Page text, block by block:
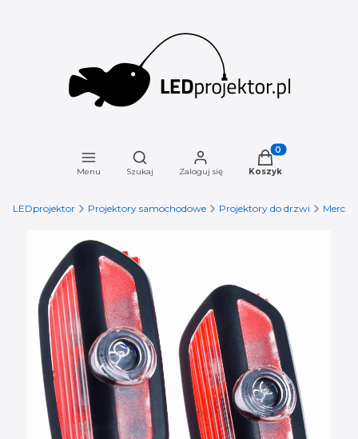
Menu
Otwórz wyszukiwarkę
Szukaj Zaloguj się
Produkty w
Koszyk
LEDprojektor Projektory samochodowe Projektory do drzwi